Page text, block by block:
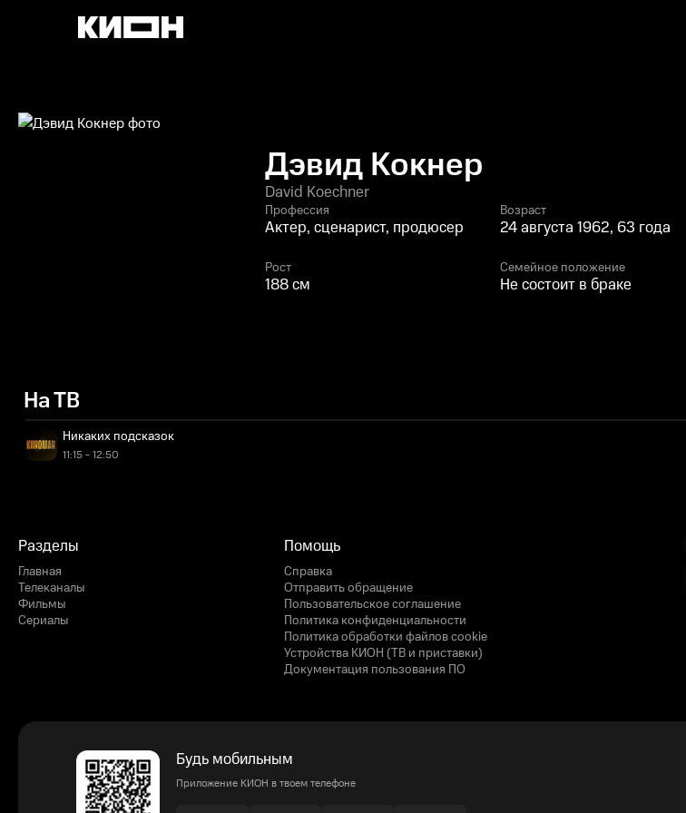
Дэвид Кокнер
David Koechner
Профессия
Актер, сценарист, продюсер
Возраст
24 августа 1962, 63 года
Рост
188 см
Семейное положение
Не состоит в браке
На ТВ
Никаких подсказок
11:15 - 12:50
Разделы
Главная
Телеканалы
Фильмы
Сериалы
Помощь
Справка
Отправить обращение
Пользовательское соглашение
Политика конфиденциальности
Политика обработки файлов cookie
Устройства КИОН (ТВ и приставки)
Документация пользования ПО
Будь мобильным
Приложение КИОН в твоем телефоне